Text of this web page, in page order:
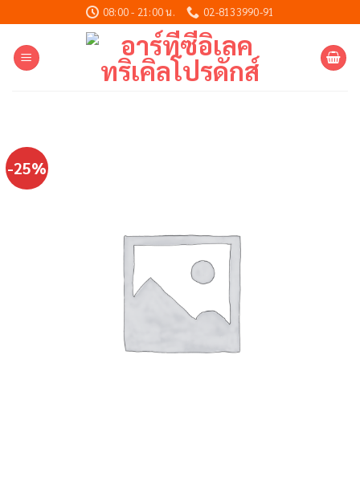
to
content
08:00 - 21:00 น. 02-8133990-91
-25%